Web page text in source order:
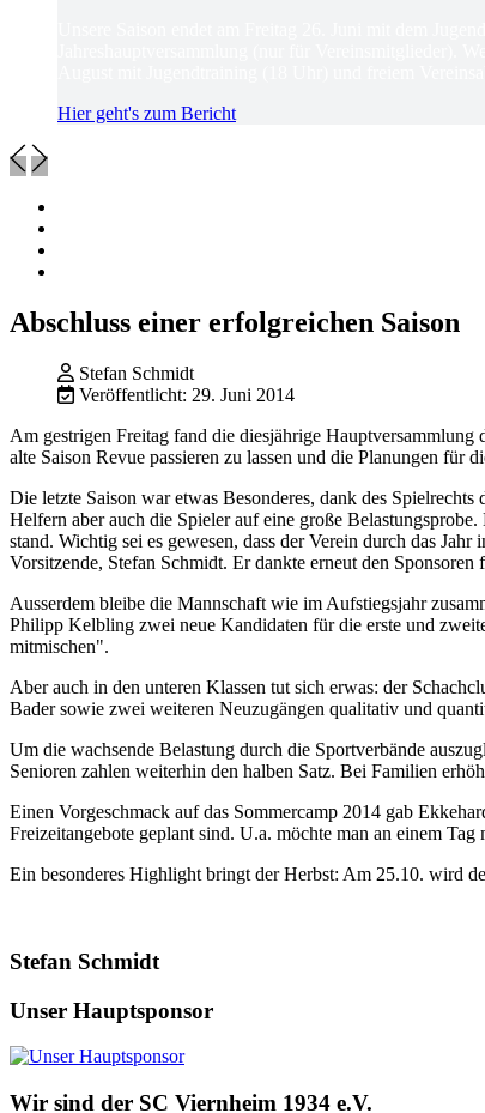
Hier geht's zum Bericht
Abschluss einer erfolgreichen Saison
Stefan Schmidt
Veröffentlicht: 29. Juni 2014
Am gestrigen Freitag fand die diesjährige
alte Saison Revue passieren zu lassen und die Planungen für
Die letzte Saison war etwas Besonderes, dank des
Helfern aber auch die Spieler auf eine große
stand. Wichtig sei es gewesen, dass der Verein durch das
Vorsitzende, Stefan Schmidt. Er dankte erneut den
Ausserdem bleibe die Mannschaft wie im Aufstiegsjahr
Philipp Kelbling zwei neue Kandidaten für die erste und
mitmischen".
Aber auch in den unteren Klassen tut sich erwas: der
Bader sowie zwei weiteren Neuzugängen qualitativ und
Um die wachsende Belastung durch die Sportverbände
Senioren zahlen weiterhin den halben Satz. Bei Familien
Einen Vorgeschmack auf das Sommercamp 2014 gab
Freizeitangebote geplant sind. U.a. möchte man an einem
Ein besonderes Highlight bringt der Herbst: Am 25.10. wird
Stefan Schmidt
Unser Hauptsponsor
Wir sind der SC Viernheim 1934 e.V.